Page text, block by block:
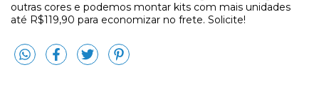
outras cores e podemos montar kits com mais unidades
até R$119,90 para economizar no frete. Solicite!